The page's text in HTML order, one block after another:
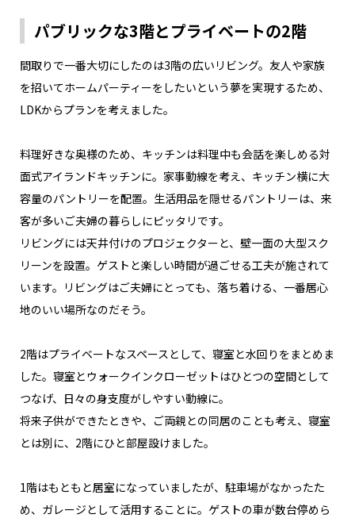
パブリックな3階とプライベートの2階
間取りで一番大切にしたのは3階の広いリビング。友人や家族
を招いてホームパーティーをしたいという夢を実現するため、
LDKからプランを考えました。
料理好きな奥様のため、キッチンは料理中も会話を楽しめる対
面式アイランドキッチンに。家事動線を考え、キッチン横に大
容量のパントリーを配置。生活用品を隠せるパントリーは、来
客が多いご夫婦の暮らしにピッタリです。
リビングには天井付けのプロジェクターと、壁一面の大型スク
リーンを設置。ゲストと楽しい時間が過ごせる工夫が施されて
います。リビングはご夫婦にとっても、落ち着ける、一番居心
地のいい場所なのだそう。
2階はプライベートなスペースとして、寝室と水回りをまとめま
した。寝室とウォークインクローゼットはひとつの空間として
つなげ、日々の身支度がしやすい動線に。
将来子供ができたときや、ご両親との同居のことも考え、寝室
とは別に、2階にひと部屋設けました。
1階はもともと居室になっていましたが、駐車場がなかったた
め、ガレージとして活用することに。ゲストの車が数台停めら